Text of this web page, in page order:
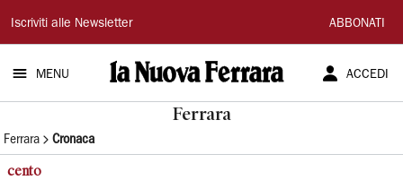
La
Nuova
Ferrara
Iscriviti alle Newsletter ABBONATI
MENU ACCEDI
Ferrara
Ferrara Cronaca
cento